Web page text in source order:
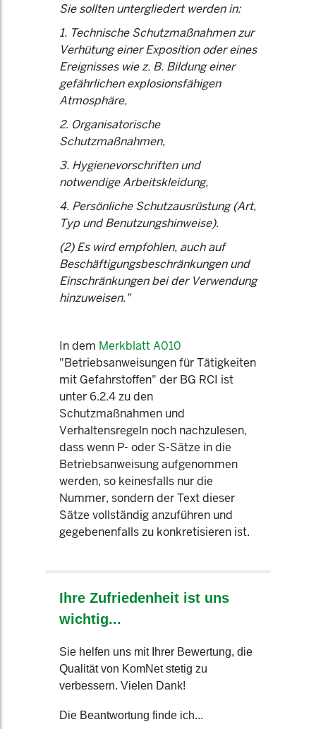
Sie sollten untergliedert werden in:
1. Technische Schutzmaßnahmen zur
Verhütung einer Exposition oder eines
Ereignisses wie z. B. Bildung einer
gefährlichen explosionsfähigen
Atmosphäre,
2. Organisatorische
Schutzmaßnahmen,
3. Hygienevorschriften und
notwendige Arbeitskleidung,
4. Persönliche Schutzausrüstung (Art,
Typ und Benutzungshinweise).
(2) Es wird empfohlen, auch auf
Beschäftigungsbeschränkungen und
Einschränkungen bei der Verwendung
hinzuweisen."
In dem Merkblatt A010
"Betriebsanweisungen für Tätigkeiten
mit Gefahrstoffen" der BG RCI ist
unter 6.2.4 zu den
Schutzmaßnahmen und
Verhaltensregeln noch nachzulesen,
dass wenn P- oder S-Sätze in die
Betriebsanweisung aufgenommen
werden, so keinesfalls nur die
Nummer, sondern der Text dieser
Sätze vollständig anzuführen und
gegebenenfalls zu konkretisieren ist.